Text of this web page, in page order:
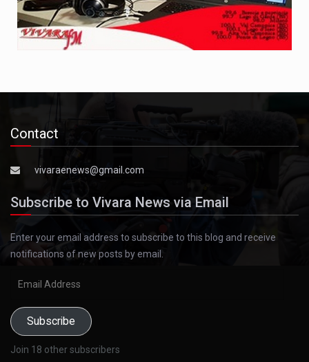
Contact
vivaraenews@gmail.com
Subscribe to Vivara News via Email
Enter your email address to subscribe to this blog and receive
notifications of new posts by email.
Subscribe
Join 18 other subscribers